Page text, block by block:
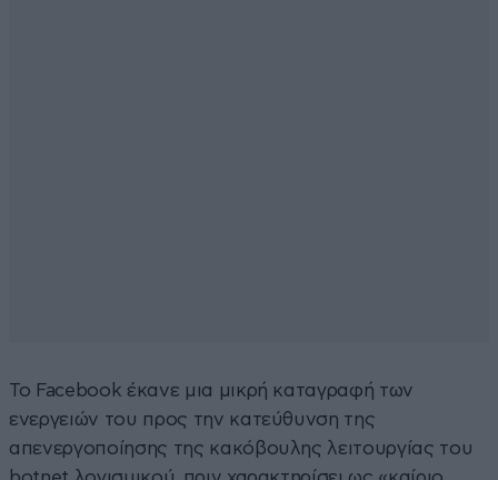
Το Facebook έκανε μια μικρή καταγραφή των
ενεργειών του προς την κατεύθυνση της
απενεργοποίησης της κακόβουλης λειτουργίας του